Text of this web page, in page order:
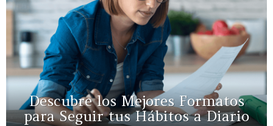
Descubre los Mejores Formatos
para Seguir tus Hábitos a Diario